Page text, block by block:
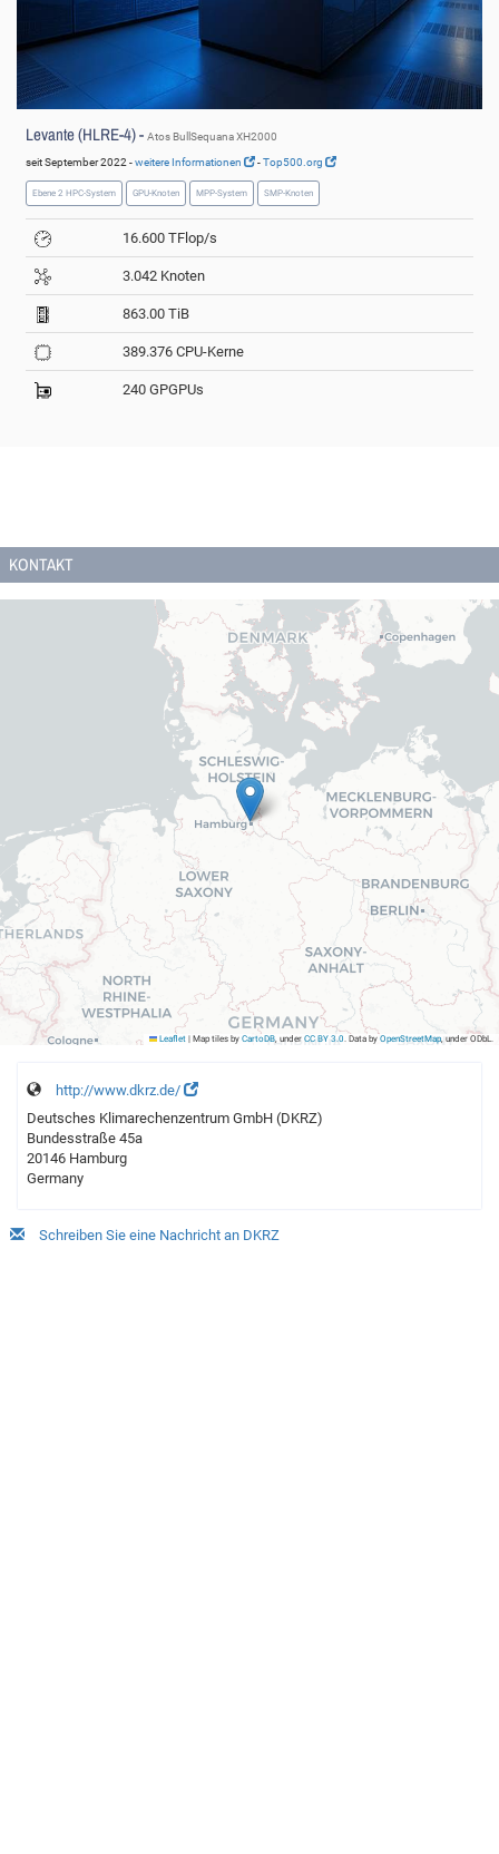
Levante (HLRE-4) - Atos BullSequana XH2000
seit September 2022 -weitere Informationen -Top500.org
Ebene 2 HPC-System GPU-Knoten MPP-System SMP-Knoten
16.600 TFlop/s
3.042 Knoten
863.00 TiB
389.376 CPU-Kerne
240 GPGPUs
KONTAKT
Leaflet Map tiles by CartoDB, under CC BY 3.0. Data by OpenStreetMap, under ODbL.
http://www.dkrz.de/
Deutsches Klimarechenzentrum GmbH (DKRZ)
Bundesstraße 45a
20146 Hamburg
Germany
Schreiben Sie eine Nachricht an DKRZ